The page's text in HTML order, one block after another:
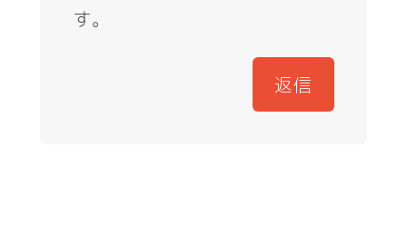
す。
返信